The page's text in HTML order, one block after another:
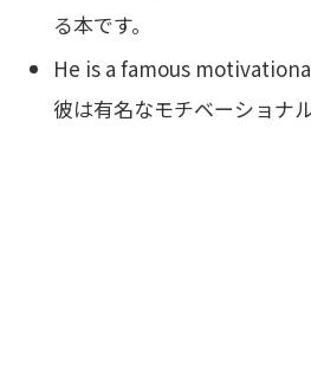
る本です。
He is a famous
彼は有名なモチベーショナ